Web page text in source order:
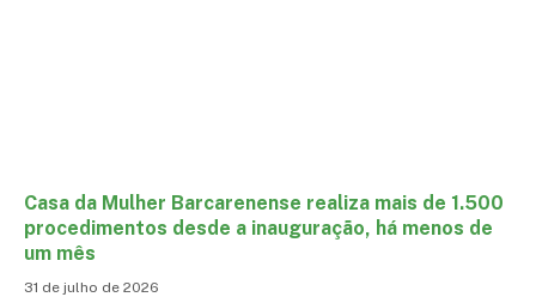
Casa da Mulher Barcarenense realiza mais de 1.500
procedimentos desde a inauguração, há menos de
um mês
31 de julho de 2026